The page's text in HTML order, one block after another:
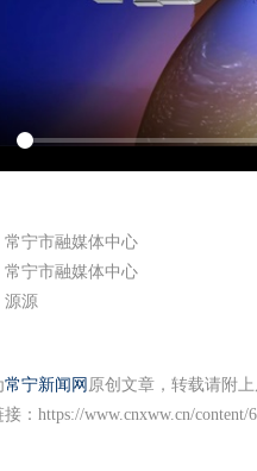
常宁市融媒体中心
常宁市融媒体中心
源源
常宁新闻网 原创文章，转载请附
： https://www.cnxww.cn/content/